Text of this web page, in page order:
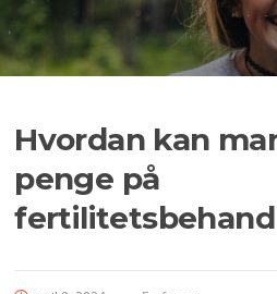
Hvordan kan
penge på